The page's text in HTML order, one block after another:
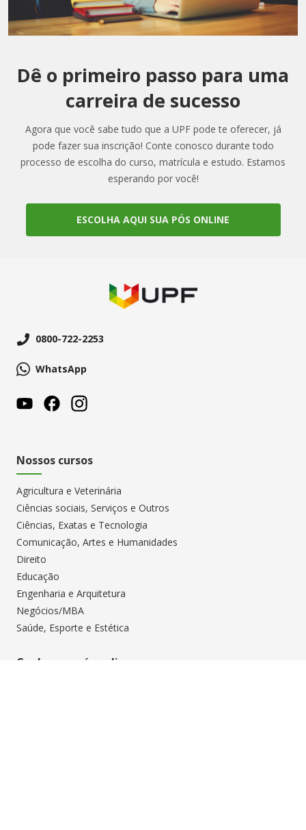
Dê o primeiro passo para uma
carreira de sucesso
Agora que você sabe tudo que a UPF pode te oferecer, já
pode fazer sua inscrição! Conte conosco durante todo
processo de escolha do curso, matrícula e estudo. Estamos
esperando por você!
ESCOLHA AQUI SUA PÓS ONLINE
0800-722-2253
WhatsApp
Nossos cursos
Agricultura e Veterinária
Ciências sociais, Serviços e Outros
Ciências, Exatas e Tecnologia
Comunicação, Artes e Humanidades
Direito
Educação
Engenharia e Arquitetura
Negócios/MBA
Saúde, Esporte e Estética
Conheça a pós online